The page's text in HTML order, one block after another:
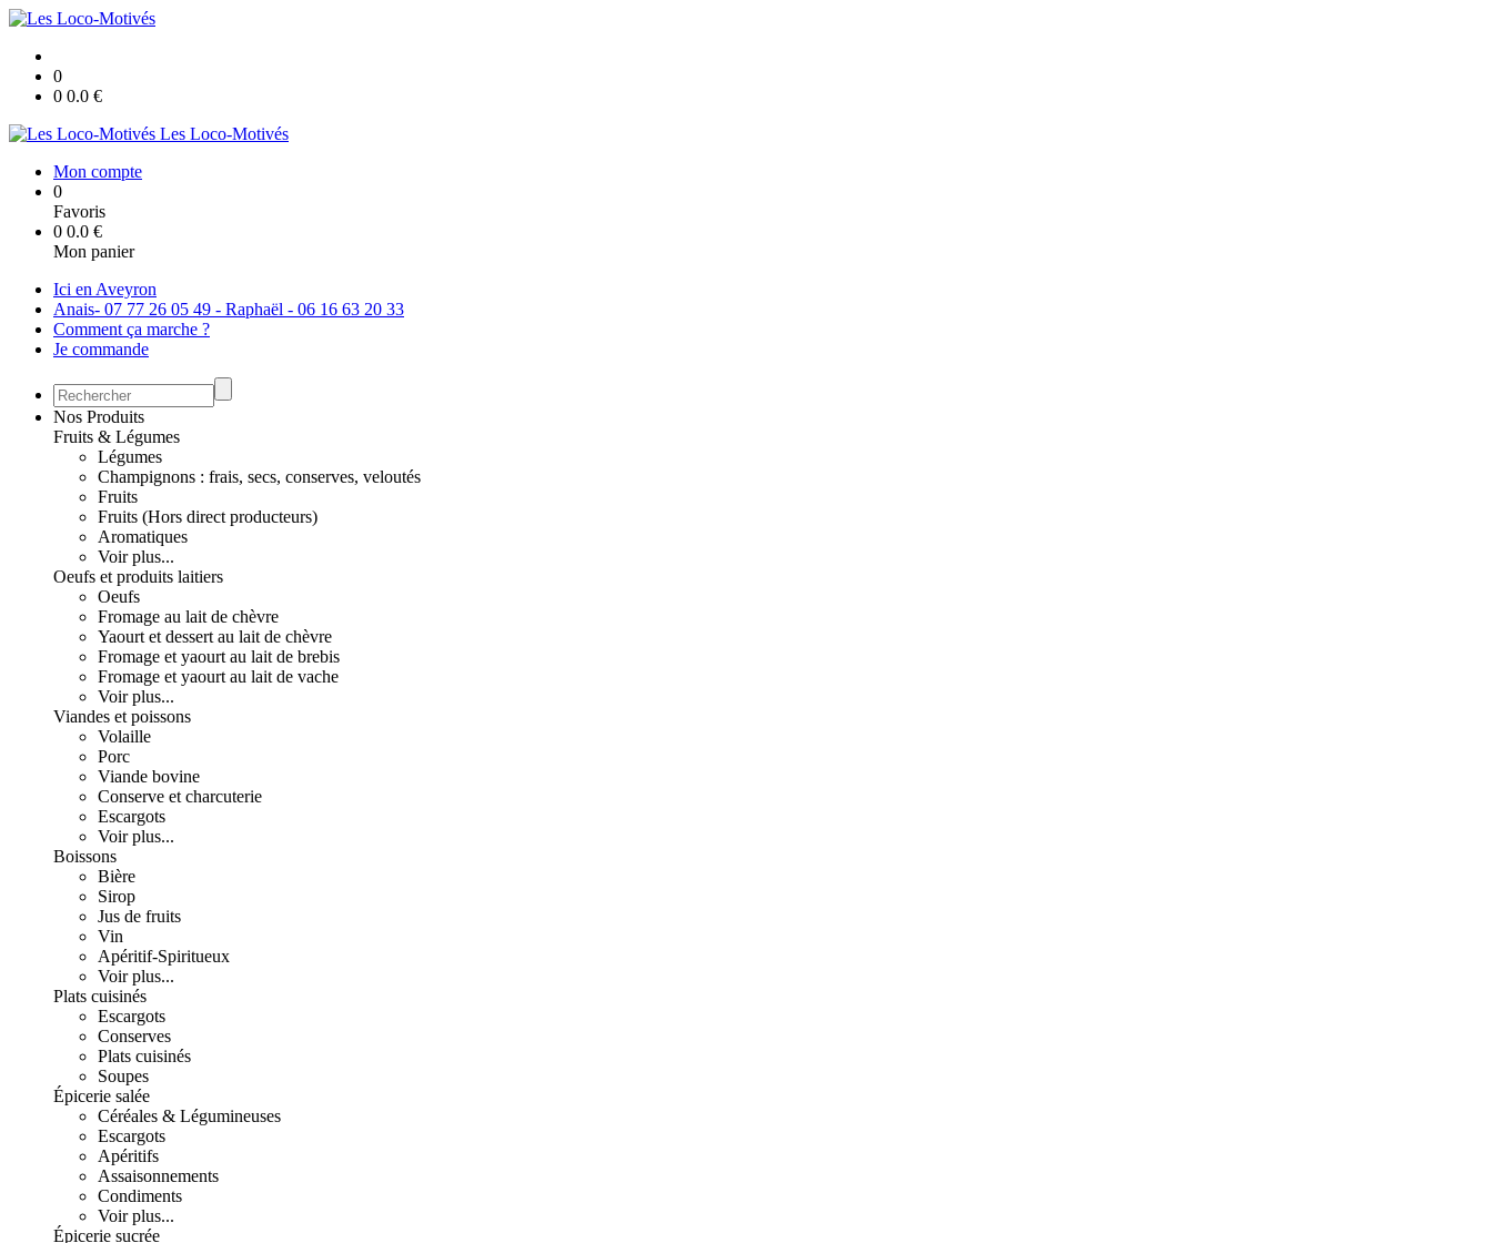
0
0 0.0 €
Les Loco-Motivés
Mon compte
0
Favoris
0 0.0 €
Mon panier
Ici en Aveyron
Anais- 07 77 26 05 49 - Raphaël - 06 16 63 20 33
Comment ça marche ?
Je commande
Nos Produits
Fruits & Légumes
Légumes
Champignons : frais, secs, conserves, veloutés
Fruits
Fruits (Hors direct producteurs)
Aromatiques
Voir plus...
Oeufs et produits laitiers
Oeufs
Fromage au lait de chèvre
Yaourt et dessert au lait de chèvre
Fromage et yaourt au lait de brebis
Fromage et yaourt au lait de vache
Voir plus...
Viandes et poissons
Volaille
Porc
Viande bovine
Conserve et charcuterie
Escargots
Voir plus...
Boissons
Bière
Sirop
Jus de fruits
Vin
Apéritif-Spiritueux
Voir plus...
Plats cuisinés
Escargots
Conserves
Plats cuisinés
Soupes
Épicerie salée
Céréales & Légumineuses
Escargots
Apéritifs
Assaisonnements
Condiments
Voir plus...
Épicerie sucrée